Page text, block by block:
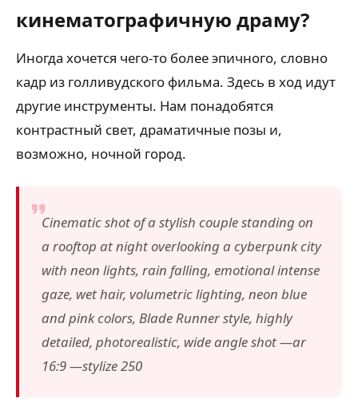
кинематографичную драму?
Иногда хочется чего-то более эпичного, словно
кадр из голливудского фильма. Здесь в ход идут
другие инструменты. Нам понадобятся
контрастный свет, драматичные позы и,
возможно, ночной город.
Cinematic shot of a stylish couple standing on
a rooftop at night overlooking a cyberpunk city
with neon lights, rain falling, emotional intense
gaze, wet hair, volumetric lighting, neon blue
and pink colors, Blade Runner style, highly
detailed, photorealistic, wide angle shot —ar
16:9 —stylize 250